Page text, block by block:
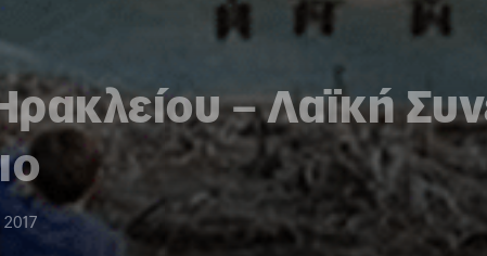
– Λαϊκή
2017